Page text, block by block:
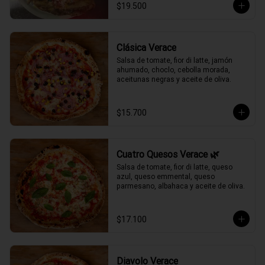
$19.500
Clásica Verace
Salsa de tomate, fior di latte, jamón
ahumado, choclo, cebolla morada,
aceitunas negras y aceite de oliva.
$15.700
Cuatro Quesos Verace 🌿
Salsa de tomate, fior di latte, queso
azul, queso emmental, queso
parmesano, albahaca y aceite de oliva.
$17.100
Diavolo Verace